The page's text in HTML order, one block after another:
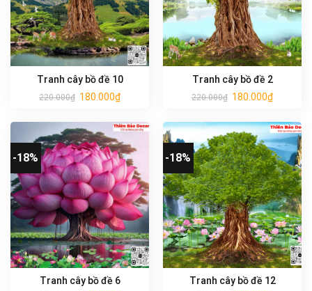
Tranh cây bồ đề 10
220.000₫ 180.000₫
Tranh cây bồ đề 2
220.000₫ 180.000₫
-18%
Tranh cây bồ đề 6
-18%
Tranh cây bồ đề 12